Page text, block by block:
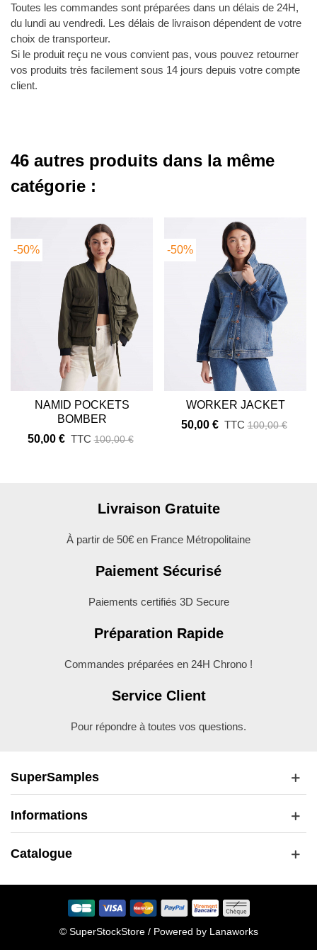
Toutes les commandes sont préparées dans un délais de 24H,
du lundi au vendredi. Les délais de livraison dépendent de votre
choix de transporteur.
Si le produit reçu ne vous convient pas, vous pouvez retourner
vos produits très facilement sous 14 jours depuis votre compte
client.
46 autres produits dans la même
catégorie :
-50%
NAMID POCKETS
BOMBER
50,00 € TTC 100,00 €
-50%
WORKER JACKET
50,00 € TTC 100,00 €
Livraison Gratuite
À partir de 50€ en France Métropolitaine
Paiement Sécurisé
Paiements certifiés 3D Secure
Préparation Rapide
Commandes préparées en 24H Chrono !
Service Client
Pour répondre à toutes vos questions.
SuperSamples
Informations
Catalogue
© SuperStockStore / Powered by Lanaworks